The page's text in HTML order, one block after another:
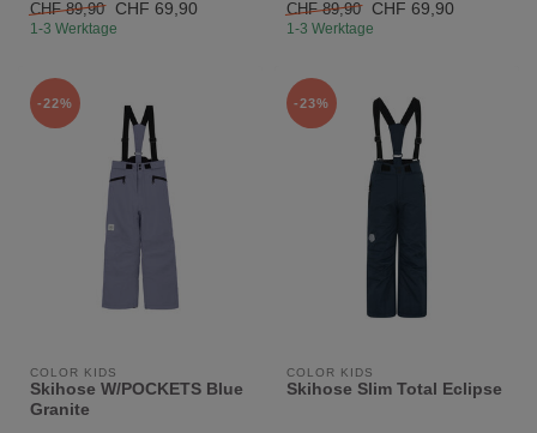
CHF 89,90 CHF 69,90
1-3 Werktage
CHF 89,90 CHF 69,90
1-3 Werktage
-22%
COLOR KIDS
Skihose W/POCKETS Blue
Granite
-23%
COLOR KIDS
Skihose Slim Total Eclipse